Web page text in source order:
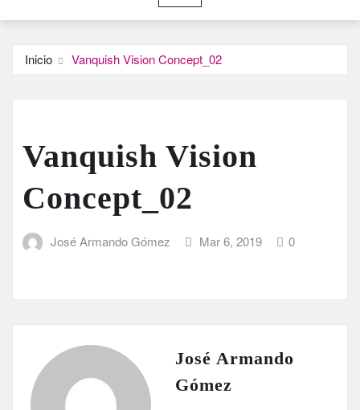
Inicio Vanquish Vision Concept_02
Vanquish Vision
Concept_02
José Armando Gómez Mar 6, 2019 0
José Armando
Gómez